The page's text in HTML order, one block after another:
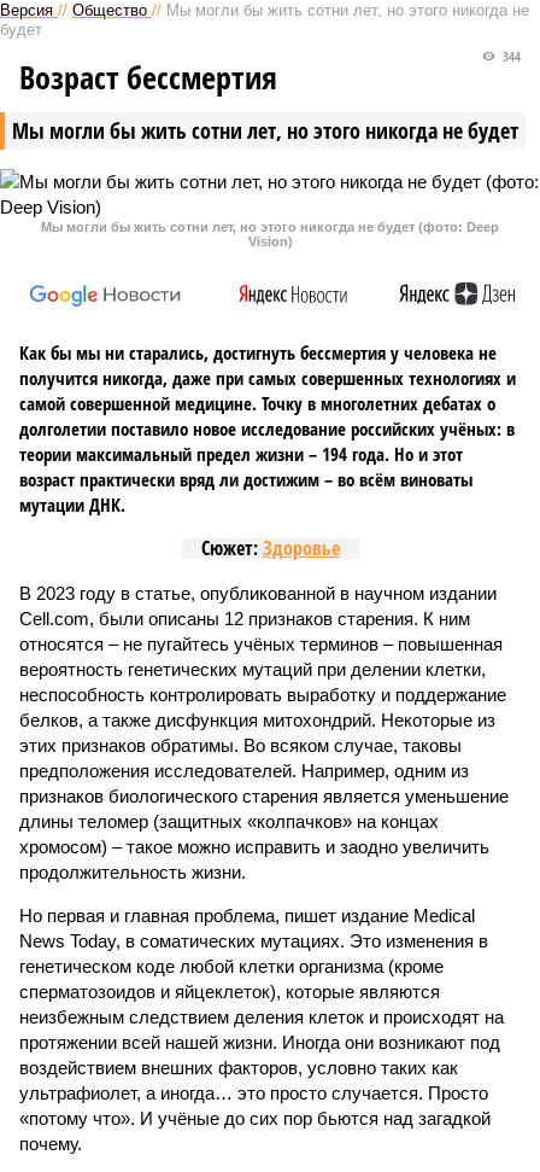
Версия // Общество // Мы могли бы жить сотни лет, но этого никогда не
будет
Мы могли бы жить сотни лет, но этого никогда не будет
344
Возраст бессмертия
Мы могли бы жить сотни лет, но этого никогда не будет (фото: Deep
Vision)
Как бы мы ни старались, достигнуть бессмертия у человека не
получится никогда, даже при самых совершенных технологиях и
самой совершенной медицине. Точку в многолетних дебатах о
долголетии поставило новое исследование российских учёных: в
теории максимальный предел жизни – 194 года. Но и этот
возраст практически вряд ли достижим – во всём виноваты
мутации ДНК.
Сюжет:Здоровье
В 2023 году в статье, опубликованной в научном издании
Cell.com, были описаны 12 признаков старения. К ним
относятся – не пугайтесь учёных терминов – повышенная
вероятность генетических мутаций при делении клетки,
неспособность контролировать выработку и поддержание
белков, а также дисфункция митохондрий. Некоторые из
этих признаков обратимы. Во всяком случае, таковы
предположения исследователей. Например, одним из
признаков биологического старения является уменьшение
длины теломер (защитных «колпачков» на концах
хромосом) – такое можно исправить и заодно увеличить
продолжительность жизни.
Но первая и главная проблема, пишет издание Medical
News Today, в соматических мутациях. Это изменения в
генетическом коде любой клетки организма (кроме
сперматозоидов и яйцеклеток), которые являются
неизбежным следствием деления клеток и происходят на
протяжении всей нашей жизни. Иногда они возникают под
воздействием внешних факторов, условно таких как
ультрафиолет, а иногда… это просто случается. Просто
«потому что». И учёные до сих пор бьются над загадкой
почему.